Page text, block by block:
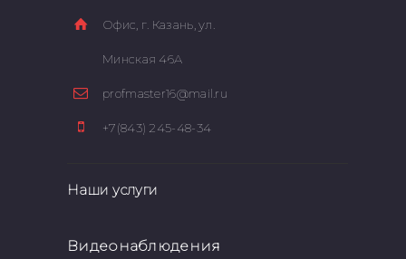
Офис, г. Казань, ул.
Минская 46А
profmaster16@mail.ru
+7(843) 245-48-34
Наши услуги
Видеонаблюдения